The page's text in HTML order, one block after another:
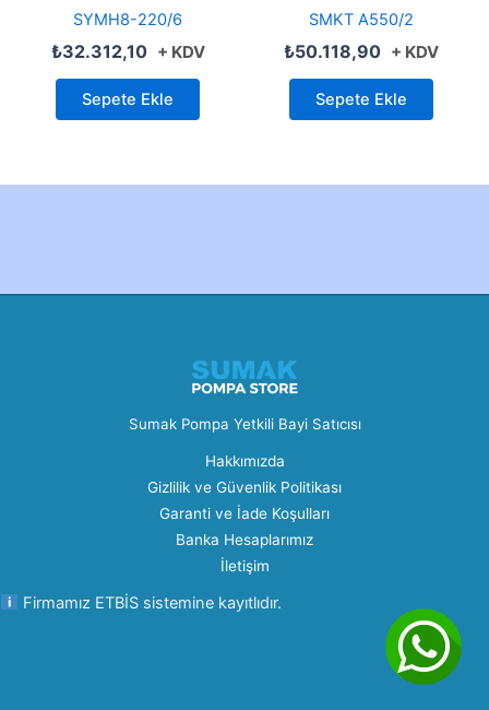
SYMH8-220/6
₺32.312,10 + KDV
Sepete Ekle
SMKT A550/2
₺50.118,90 + KDV
Sepete Ekle
Sumak Pompa Yetkili Bayi Satıcısı
Hakkımızda
Gizlilik ve Güvenlik Politikası
Garanti ve İade Koşulları
Banka Hesaplarımız
İletişim
Firmamız ETBİS sistemine kayıtlıdır.